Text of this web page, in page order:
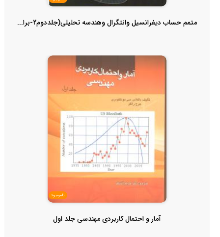
متمم حساب دیفرانسیل وانتگرال وهندسه تحلیلی(جلددوم2-برا...
ناموجود
آمار و احتمال کاربردی مهندسی جلد اول